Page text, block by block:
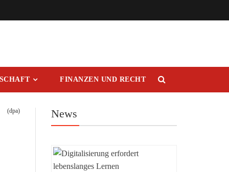
FINANZEN UND RECHT
(dpa) News